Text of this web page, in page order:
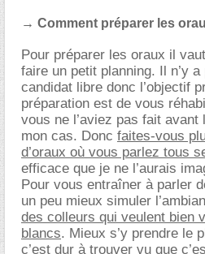
→ Comment préparer les
Pour préparer les oraux il
faire un petit planning. Il n’y
candidat libre donc l’objectif
préparation est de vous
vous ne l’aviez pas fait
mon cas. Donc faites-vous
d’oraux où vous parlez tous
efficace que je ne l’aurais
Pour vous entraîner à parler
un peu mieux simuler
des colleurs qui veulent bien
blancs. Mieux s’y prendre le
c’est dur à trouver vu que